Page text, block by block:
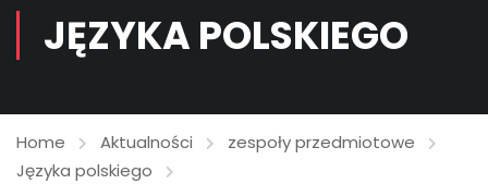
JĘZYKA POLSKIEGO
Home Aktualności
zespoły przedmiotowe
Języka polskiego